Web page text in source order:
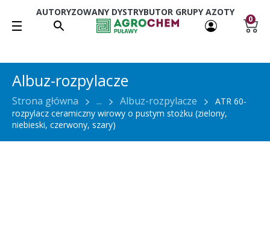
AUTORYZOWANY DYSTRYBUTOR GRUPY AZOTY
0
Albuz-rozpylacze
Strona główna ... Albuz-rozpylacze
ATR 60-
rozpylacz ceramiczny wirowy o pustym stożku (zielony,
niebieski, czerwony, szary)